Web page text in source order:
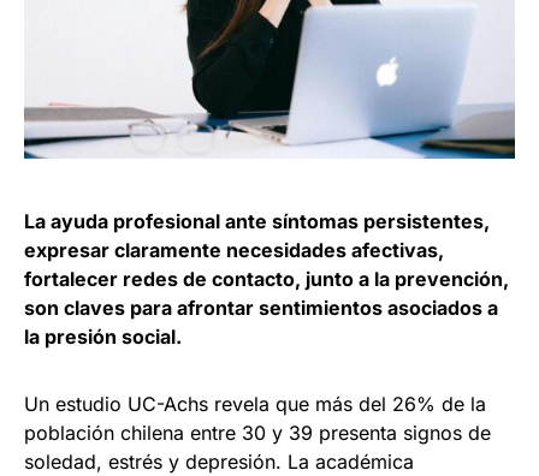
La ayuda profesional ante síntomas persistentes,
expresar claramente necesidades afectivas,
fortalecer redes de contacto, junto a la prevención,
son claves para afrontar sentimientos asociados a
la presión social.
Un estudio UC-Achs revela que más del 26% de la
población chilena entre 30 y 39 presenta signos de
soledad, estrés y depresión. La académica